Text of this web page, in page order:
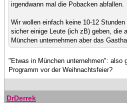
irgendwann mal die Pobacken abfallen.
Wir wollen einfach keine 10-12
sicher einige Leute (ich zB) geben, die
München unternehmen aber das
"Etwas in München unternehmen": also
Programm vor der Weihnachtsfeier?
DrDerrek